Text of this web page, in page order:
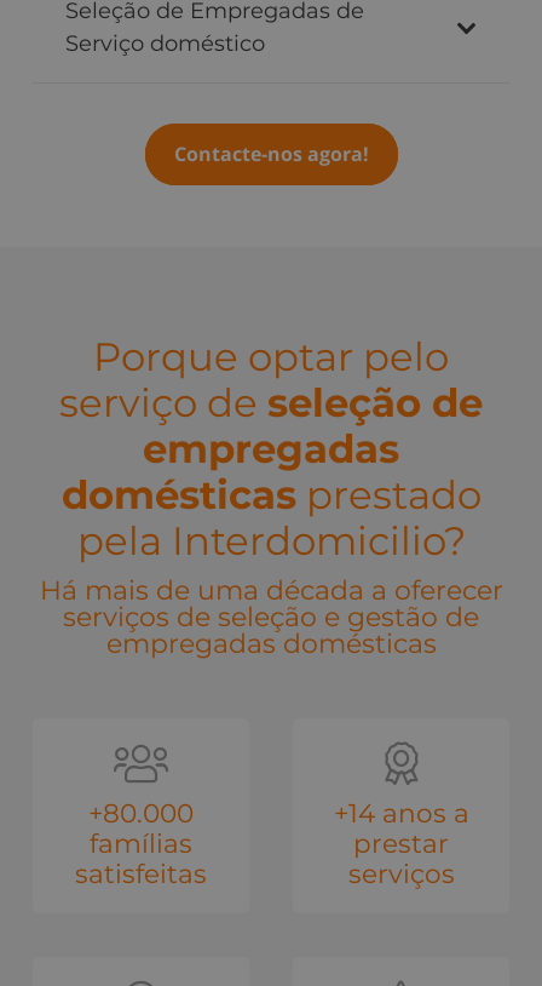
Seleção de Empregadas de
Serviço doméstico
Contacte-nos agora!
Porque optar pelo
serviço de seleção de
empregadas
domésticasprestado
pela Interdomicilio?
Há mais de uma década a oferecer
serviços de seleção e gestão de
empregadas domésticas
+80.000
famílias
satisfeitas
+14 anos a
prestar
serviços